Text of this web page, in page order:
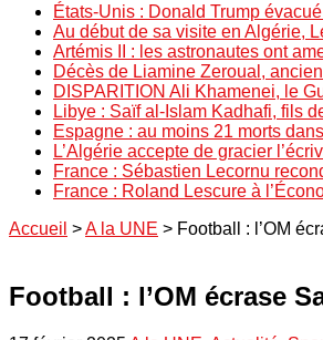
États-Unis : Donald Trump
Au début de sa visite en Algérie,
Artémis II : les astronautes ont
Décès de Liamine Zeroual,
DISPARITION Ali Khamenei, le
Libye : Saïf al-Islam Kadhafi, fils
Espagne : au moins 21 morts
L’Algérie accepte de gracier
France : Sébastien Lecornu
France : Roland Lescure à
Accueil >A la UNE > Football : l’OM
Football : l’OM écrase